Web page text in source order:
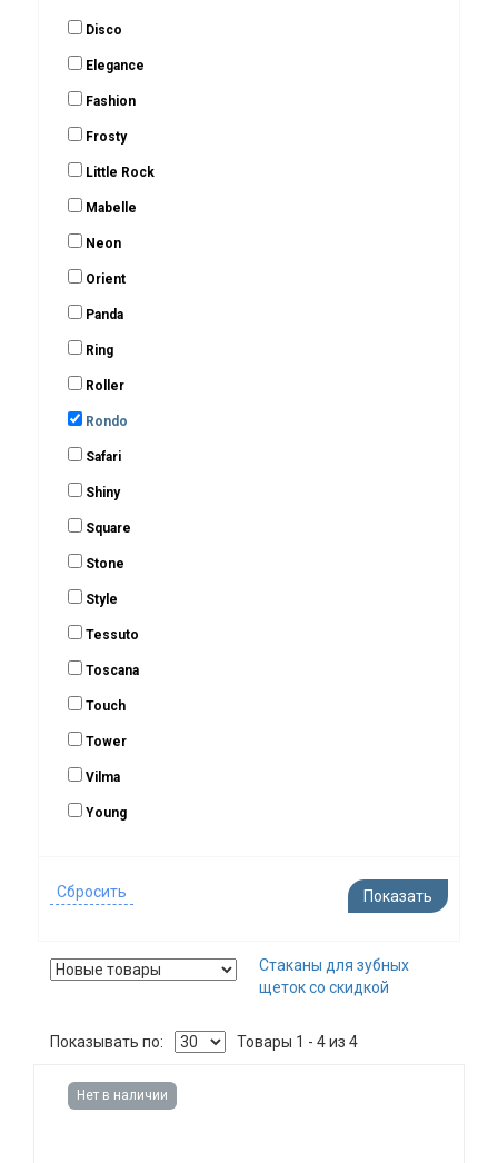
Disco
Elegance
Fashion
Frosty
Little Rock
Mabelle
Neon
Orient
Panda
Ring
Roller
Rondo
Safari
Shiny
Square
Stone
Style
Tessuto
Toscana
Touch
Tower
Vilma
Young
Стаканы для зубных
щеток со скидкой
Товары 1 - 4 из 4
Показывать по:
Нет в наличии